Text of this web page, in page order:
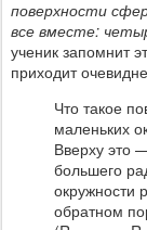
поверхности
все вместе:
ученик запомнит
приходит
Что такое
маленьких
Вверху это
большего
окружности
обратном